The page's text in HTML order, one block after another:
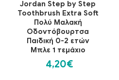
Jordan Step by Step
Toothbrush Extra Soft
Πολύ Μαλακή
Οδοντόβουρτσα
Παιδική 0-2 ετών
Μπλε 1 τεμάχιο
4,20€